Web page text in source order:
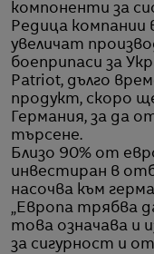
компоненти за
Редица компании
увеличат
боеприпаси за
Patriot, дълго
продукт, скоро
Германия, за да
търсене.
Близо 90% от
инвестиран в
насочва към
„Европа трябва
това означава и
за сигурност и